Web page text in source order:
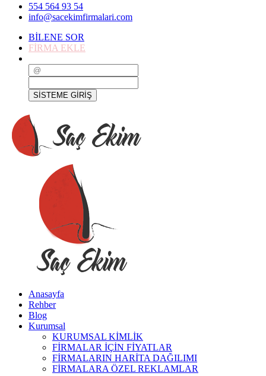
554 564 93 54
info@sacekimfirmalari.com
BİLENE SOR
FİRMA EKLE
SİSTEME GİRİŞ
Anasayfa
Rehber
Blog
Kurumsal
KURUMSAL KİMLİK
FİRMALAR İÇİN FİYATLAR
FİRMALARIN HARİTA DAĞILIMI
FİRMALARA ÖZEL REKLAMLAR